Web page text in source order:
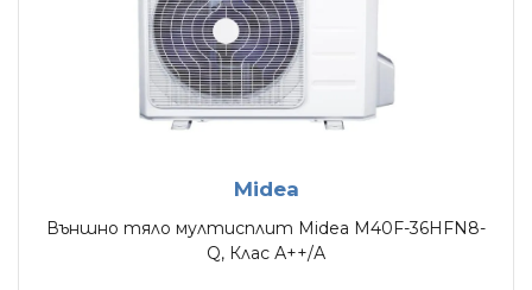
Midea
Външно тяло мултисплит Midea M40F-36HFN8-
Q, Клас А++/А